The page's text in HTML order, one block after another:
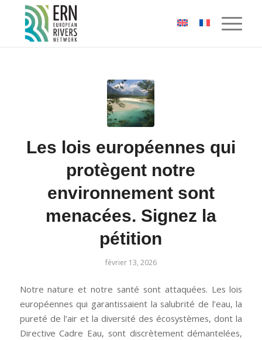
Panneau de gestion des cookies
Les lois européennes qui
protègent notre
environnement sont
menacées. Signez la
pétition
février 13, 2026
Notre nature et notre santé sont attaquées. Les lois
européennes qui garantissaient la salubrité de l’eau, la
pureté de l’air et la diversité des écosystèmes, dont la
Directive Cadre Eau, sont discrètement démantelées,